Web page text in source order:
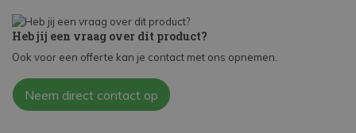
Heb jij een vraag over dit product?
Ook voor een offerte kan je contact met ons opnemen.
Neem direct contact op